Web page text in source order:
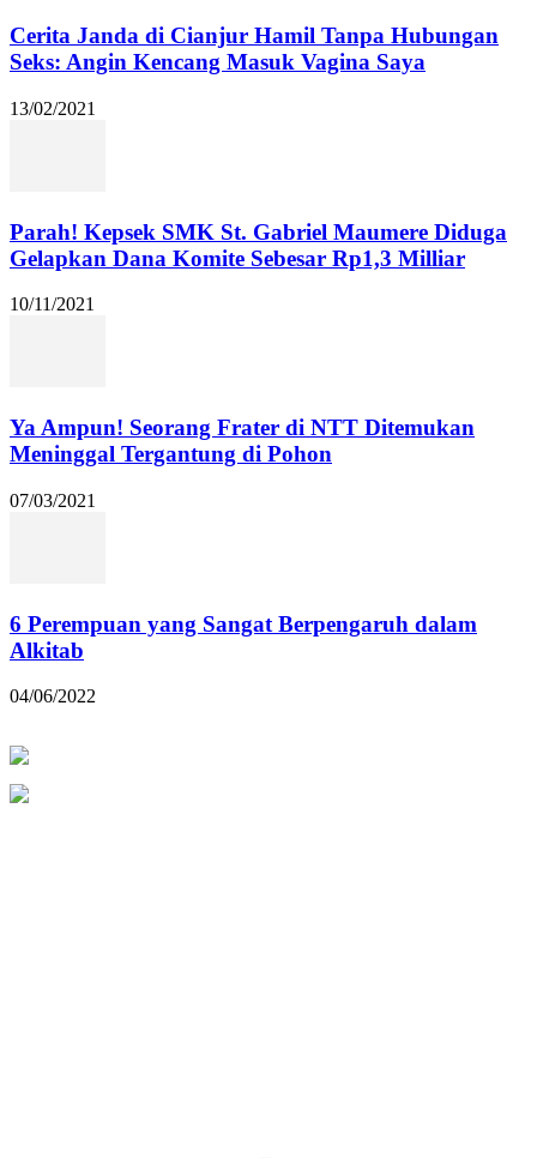
Cerita Janda di Cianjur Hamil Tanpa Hubungan
Seks: Angin Kencang Masuk Vagina Saya
13/02/2021
Parah! Kepsek SMK St. Gabriel Maumere Diduga
Gelapkan Dana Komite Sebesar Rp1,3 Milliar
10/11/2021
Ya Ampun! Seorang Frater di NTT Ditemukan
Meninggal Tergantung di Pohon
07/03/2021
6 Perempuan yang Sangat Berpengaruh dalam
Alkitab
04/06/2022